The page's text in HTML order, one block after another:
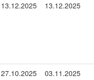
13.12.2025 13.12.2025
27.10.2025 03.11.2025